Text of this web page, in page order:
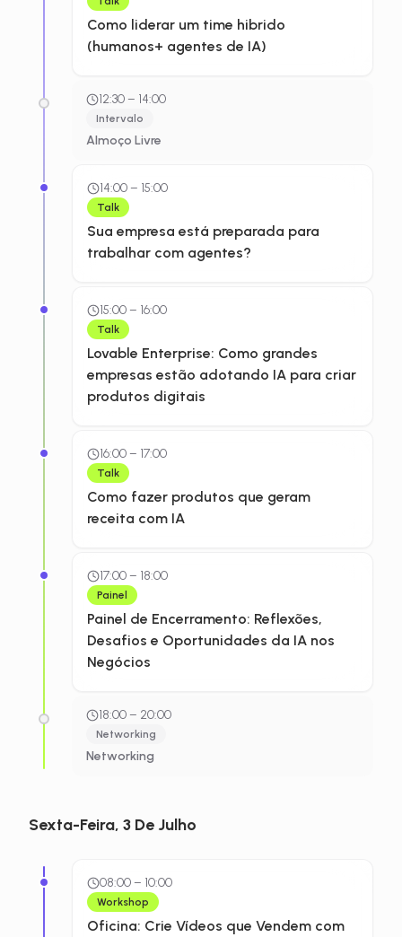
Como liderar um time hibrido
(humanos+ agentes de IA)
12:30 – 14:00
Intervalo
Almoço Livre
14:00 – 15:00
Talk
Sua empresa está preparada para
trabalhar com agentes?
15:00 – 16:00
Talk
Lovable Enterprise: Como grandes
empresas estão adotando IA para criar
produtos digitais
16:00 – 17:00
Talk
Como fazer produtos que geram
receita com IA
17:00 – 18:00
Painel
Painel de Encerramento: Reflexões,
Desafios e Oportunidades da IA nos
Negócios
18:00 – 20:00
Networking
Networking
Sexta-Feira, 3 De Julho
08:00 – 10:00
Workshop
Oficina: Crie Vídeos que Vendem com